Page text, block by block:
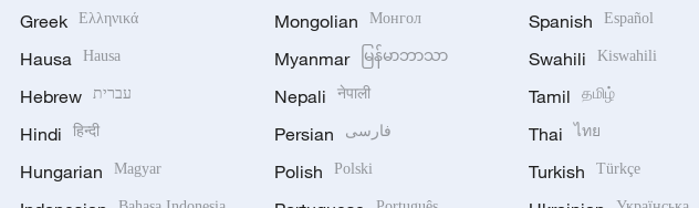
Greek Ελληνικά
Hausa Hausa
Hebrew עברית
Hindi हिन्दी
Hungarian Magyar
Mongolian Монгол
Myanmar မြန်မာဘာသာ
Nepali नेपाली
Persian فارسی
Polish Polski
Spanish Español
Swahili Kiswahili
Tamil தமிழ்
Thai ไทย
Turkish Türkçe